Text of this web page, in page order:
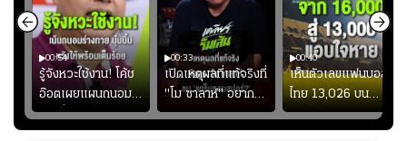
00:54
รู้จังหวะใช้งาน! โค้ช
อ๊อตเผยแผนถนอม
“บุ๋มบิ๋ม” เพื่อรักษา
ร่างกายให้พร้อมที่สุด
00:33
เปิดเหตุผลที่แท้จริงที่
"โม ซาลาห์" อยาก
ย้ายซบ "แทร็บซอนส
ปอร์"
00:40
เห็นตัวเลขแฟนบอล
ไทย 13,026 บน
สกอร์บอร์ดแล้วแอบ
ใจหาย น้อยกว่านัดที่